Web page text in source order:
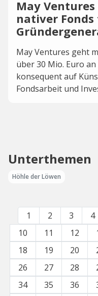
May
nativer
May Ventures geht
über 30 Mio. Euro
konsequent auf
Fondsarbeit und
Unterthemen
Höhle der Löwen
1 2 3 4
10
11 12
18
19 20
26
27 28
34
35 36